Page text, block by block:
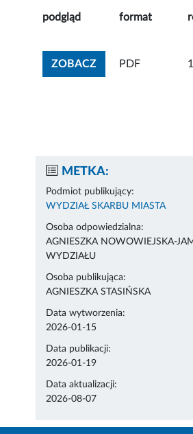
podgląd format
ZOBACZZOBACZ
PDF
METKA:
Podmiot publikujący:
WYDZIAŁ SKARBU MIASTA
Osoba odpowiedzialna:
AGNIESZKA NOWOWIEJSKA-
WYDZIAŁU
Osoba publikująca:
AGNIESZKA STASIŃSKA
Data wytworzenia:
2026-01-15
Data publikacji:
2026-01-19
Data aktualizacji:
2026-08-07